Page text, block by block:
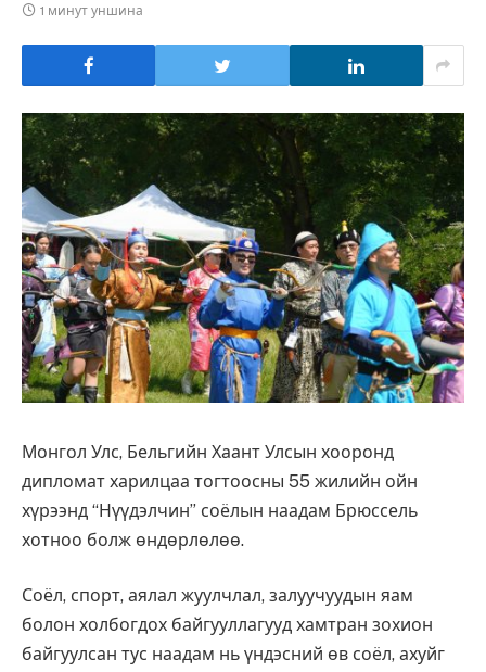
1 минут уншина
Монгол Улс, Бельгийн Хаант Улсын хооронд
дипломат харилцаа тогтоосны 55 жилийн ойн
хүрээнд “Нүүдэлчин” соёлын наадам Брюссель
хотноо болж өндөрлөлөө.
Соёл, спорт, аялал жуулчлал, залуучуудын яам
болон холбогдох байгууллагууд хамтран зохион
байгуулсан тус наадам нь үндэсний өв соёл, ахуйг